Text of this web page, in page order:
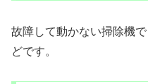
故障して動かない掃除機
どです。